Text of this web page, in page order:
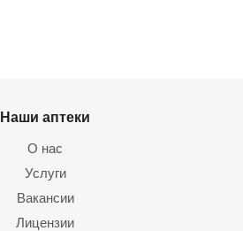
Наши аптеки
О нас
Услуги
Вакансии
Лицензии